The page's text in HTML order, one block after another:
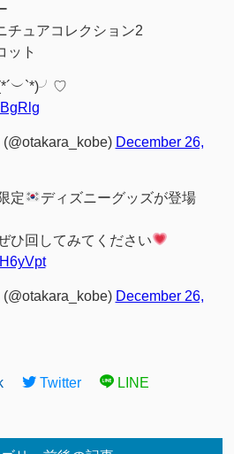
チュアコレクション2
ット
December 26,
定
ディズニーグッズが登場
ひ回してみてください
December 26,
Twitter LINE